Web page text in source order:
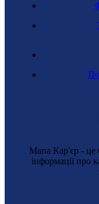
Мапа Кар'єр - це
інформації про